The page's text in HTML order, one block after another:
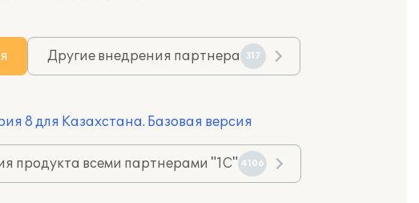
Другие внедрения партнера 317
8 для Казахстана. Базовая версия
продукта всеми партнерами "1С" 4106